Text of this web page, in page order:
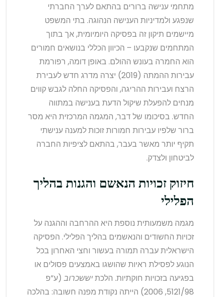
מתחמי ענישה ברורים בהתאם לערך החברתי
שנפגע ולמדיניות הענישה הנהוגה. בתי המשפט
מיישמים תיקון זה בפסיקה היומיומית, אך בתוך
המתחמים שנקבעו – הכיוון הכללי בנושאים חמורים
הוא החמרה בעונש ההולם. באופן דומה, רפורמת
עבירות ההמתה (2019) יצרה מדרג חדש לעבירת
הרצח ועבירות ההריגה, והפסיקה החלה לגבש קווים
מנחים להפעלת שיקול הדעת בענישה במתווה
החדש. בסיכומו של דבר, המגמה המרכזית היא מסר
ברור שלפיו עבירות חמורות זוכות למענה ענישתי
תקיף יותר מאשר בעבר, בהתאם לציפיות החברה
לביטחון ולצדק.
חיזוק זכויות הנאשם והגנות בהליך
הפלילי
מגמה משמעותית נוספת היא ההרחבה וההגנה על
זכויות החשודים והנאשמים בהליך הפלילי. הפסיקה
הישראלית עברה תמורה בעשור וחצי האחרון בכל
הנוגע לפסילת ראיות שהושגו באמצעים פסולים או
בפגיעה בזכויות חוקתיות. הלכתיששכרוב (ע”פ
5121/98, 2006) הייתה נקודת מפנה חשובה: בהלכה